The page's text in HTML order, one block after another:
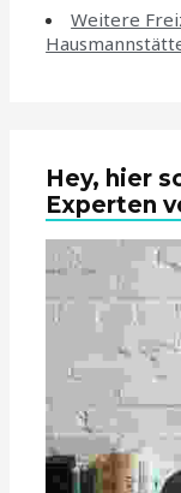
Weitere
Hey, hier
Experten